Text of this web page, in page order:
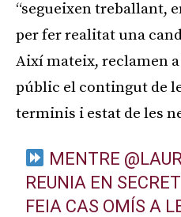
“segueixen treballant,
per fer realitat una
Així mateix, reclamen
públic el contingut de
terminis i estat de les
MENTRE
REUNIA EN
FEIA CAS OMÍS A